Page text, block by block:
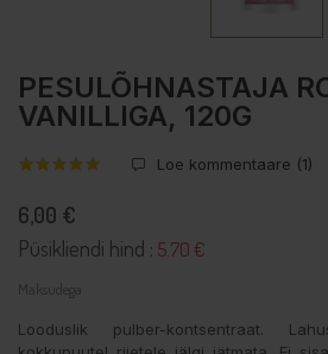
PESULÕHNASTAJA
VANILLIGA, 120G
Loe kommentaare (1)
6,00 €
Püsikliendi hind : 5.70 €
Maksudega
Looduslik pulber-kontsentraat.